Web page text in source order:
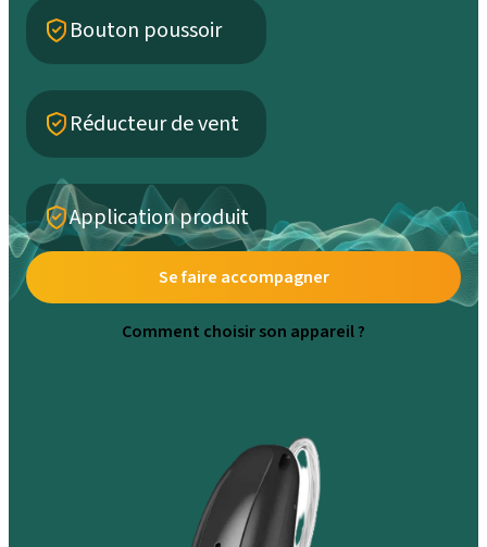
Bouton poussoir
Réducteur de vent
Application produit
Se faire accompagner
Comment choisir son appareil ?